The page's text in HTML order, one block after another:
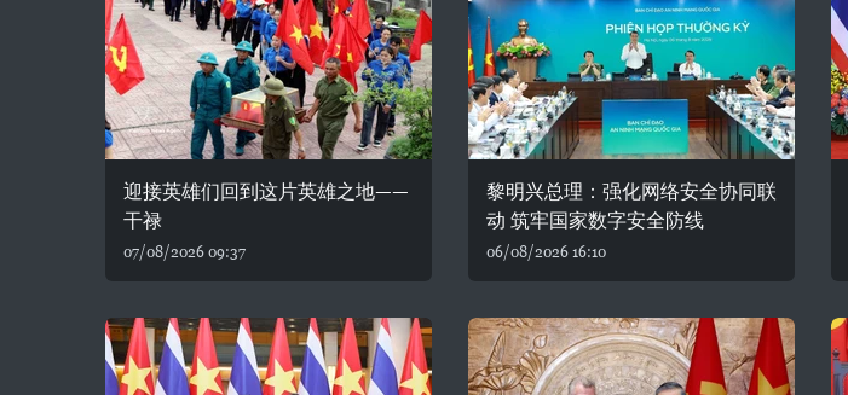
迎接英雄们回到这片英雄之地——
干禄
07/08/2026 09:37
黎明兴总理：强化网络安全协同联
动 筑牢国家数字安全防线
06/08/2026 16:10